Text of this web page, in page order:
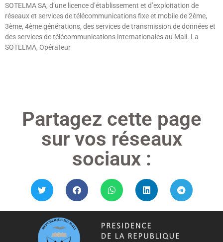
SOTELMA SA, d’une licence d’établissement et d’exploitation de
réseaux et services de télécommunications fixe et mobile de 2ème,
3ème, 4ème générations, des services de transmission de données et
des services de télécommunications internationales au Mali. La
SOTELMA, Opérateur
Partagez cette page
sur vos réseaux
sociaux :